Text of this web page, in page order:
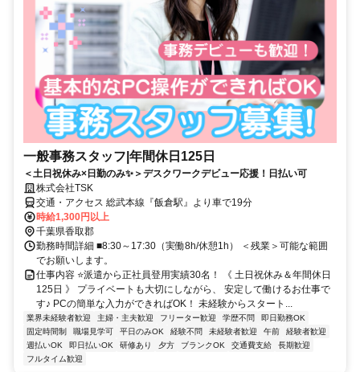
一般事務スタッフ|年間休日125日
＜土日祝休み×日勤のみ✨＞デスクワークデビュー応援！日払い可
株式会社TSK
交通・アクセス 総武本線『飯倉駅』より車で19分
時給1,300円以上
千葉県香取郡
勤務時間詳細 ■8:30～17:30（実働8h/休憩1h） ＜残業＞可能な範囲
でお願いします。
仕事内容 ⭐派遣から正社員登用実績30名！ 《 土日祝休み＆年間休日
125日 》 プライベートも大切にしながら、 安定して働けるお仕事で
す♪ PCの簡単な入力ができればOK！ 未経験からスタート...
業界未経験者歓迎 主婦・主夫歓迎 フリーター歓迎 学歴不問
即日勤務OK
固定時間制
職場見学可 平日のみOK 経験不問 未経験者歓迎 午前
経験者歓迎
週払いOK
即日払いOK 研修あり 夕方 ブランクOK 交通費支給
長期歓迎
フルタイム歓迎